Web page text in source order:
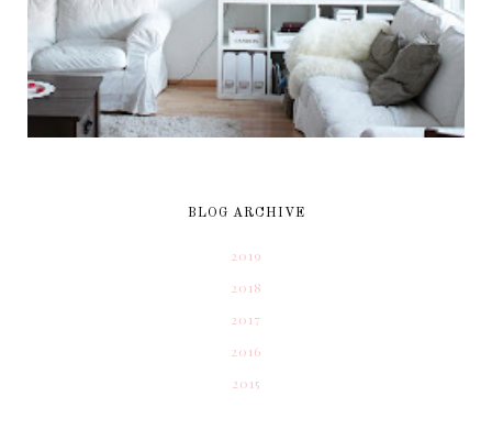
BLOG ARCHIVE
2019
2018
2017
2016
2015